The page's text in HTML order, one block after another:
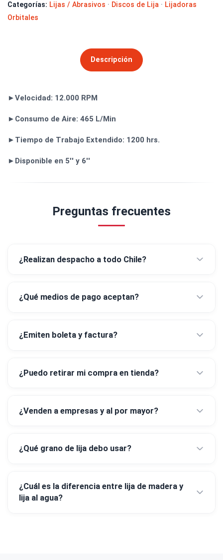
Categorías: Lijas / Abrasivos · Discos de Lija · Lijadoras
Orbitales
Descripción
►Velocidad: 12.000 RPM
►Consumo de Aire: 465 L/Min
►Tiempo de Trabajo Extendido: 1200 hrs.
►Disponible en 5'' y 6''
Preguntas frecuentes
¿Realizan despacho a todo Chile?
¿Qué medios de pago aceptan?
¿Emiten boleta y factura?
¿Puedo retirar mi compra en tienda?
¿Venden a empresas y al por mayor?
¿Qué grano de lija debo usar?
¿Cuál es la diferencia entre lija de madera y
lija al agua?